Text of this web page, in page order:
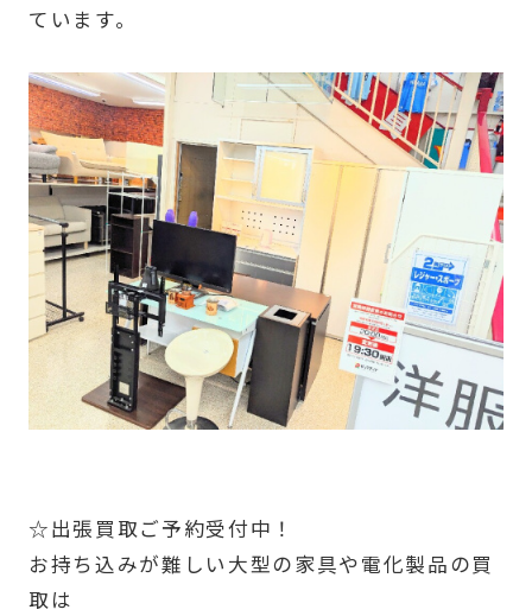
ています。
☆出張買取ご予約受付中！
お持ち込みが難しい大型の家具や電化製品の買
取は